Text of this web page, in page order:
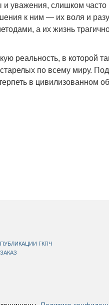
и уважения, слишком
к ним — их воля и
а их жизнь
реальность, в которой
по всему миру.
в цивилизованном
ПУБЛИКАЦИИ ГКПЧ
ЗАКАЗ